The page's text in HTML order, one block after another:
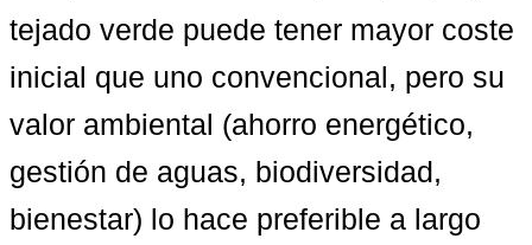
tejado verde puede tener mayor coste
inicial que uno convencional, pero su
valor ambiental (ahorro energético,
gestión de aguas, biodiversidad,
bienestar) lo hace preferible a largo